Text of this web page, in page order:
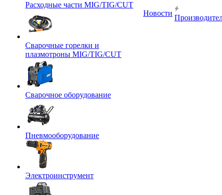
Расходные части MIG/TIG/CUT
Сварочные горелки и
плазмотроны MIG/TIG/CUT
Сварочное оборудование
Пневмооборудование
Электроинструмент
Новости